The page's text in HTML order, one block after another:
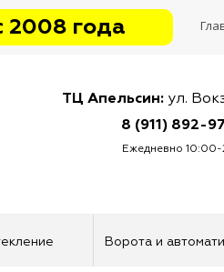
2008 года
ТЦ Апельсин:ул.
8 (911) 892-
Ежедневно 10:00-
Ворота и